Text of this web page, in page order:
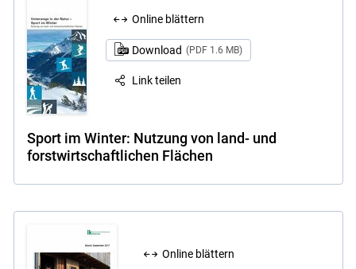
Online blättern
Download (PDF 1.6 MB)
Link teilen
Sport im Winter: Nutzung von land- und
forstwirtschaftlichen Flächen
Online blättern